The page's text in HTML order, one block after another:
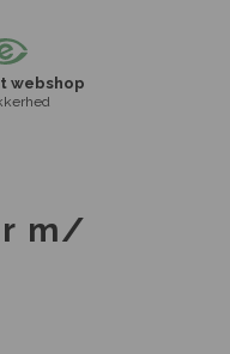
webshop
m/